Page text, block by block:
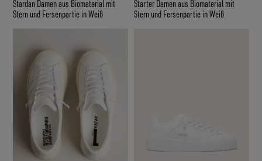
Stardan Damen aus Biomaterial mit
Stern und Fersenpartie in Weiß
Starter Damen aus Biomaterial mit
Stern und Fersenpartie in Weiß